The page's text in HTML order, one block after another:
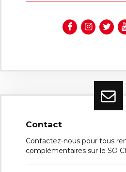
Contact
Contactez-nous pour tous
complémentaires sur le SO